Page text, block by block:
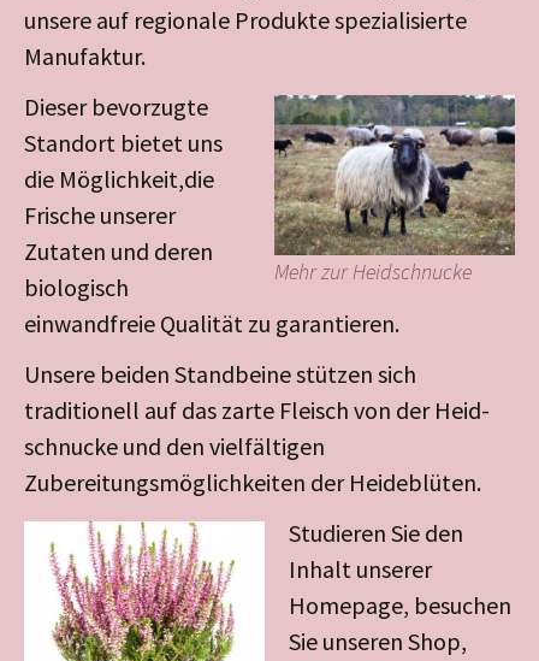
unsere auf regionale Produkte spezialisierte
Manufaktur.
Mehr zur Heid­­­schnucke
Dieser bevorzugte
Standort bietet uns
die Möglichkeit,die
Frische unserer
Zutaten und deren
biologisch
einwandfreie Qualität zu garantieren.
Unsere beiden Standbeine stützen sich
traditionell auf das zarte Fleisch von der Heid­
schnucke und den vielfältigen
Zubereitungsmöglichkeiten der Heideblüten.
Studieren Sie den
Inhalt unserer
Homepage, besuchen
Sie unseren Shop,